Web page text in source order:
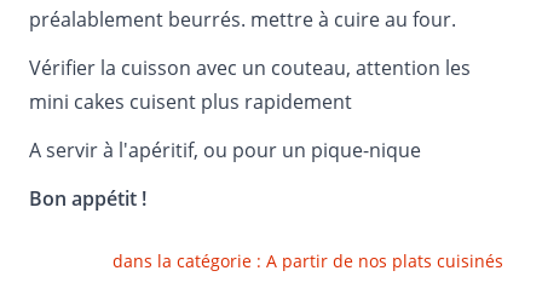
préalablement beurrés. mettre à cuire au four.
Vérifier la cuisson avec un couteau, attention les
mini cakes cuisent plus rapidement
A servir à l'apéritif, ou pour un pique-nique
Bon appétit !
dans la catégorie : A partir de nos plats cuisinés